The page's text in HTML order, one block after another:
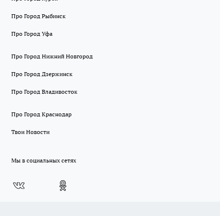
Про Город Рыбинск
Про Город Уфа
Про Город Нижний Новгород
Про Город Дзержинск
Про Город Владивосток
Про Город Краснодар
Твои Новости
Мы в социальных сетях